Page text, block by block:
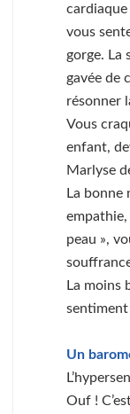
cardiaque
vous
gorge. La
gavée de
résonner
Vous
enfant,
Marlyse
La bonne
peau »,
La moins
sentiment
Un
Ouf !